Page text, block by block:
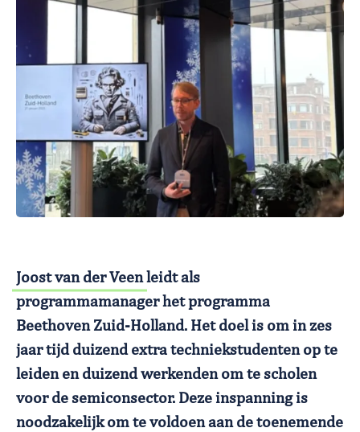
Joost van der Veenleidt als
programmamanager het programma
Beethoven Zuid-Holland. Het doel is om in zes
jaar tijd duizend extra techniekstudenten op te
leiden en duizend werkenden om te scholen
voor de semiconsector. Deze inspanning is
noodzakelijk om te voldoen aan de toenemende